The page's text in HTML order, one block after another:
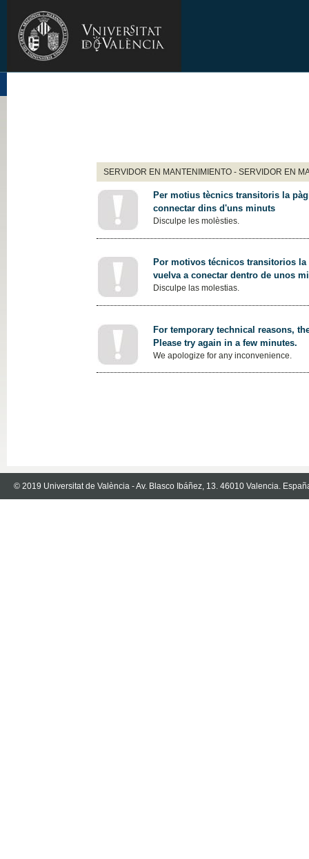
SERVIDOR EN MANTENIMIENTO - SERVIDOR EN
Per motius tècnics transitoris la
connectar dins d'uns minuts
Disculpe les molèsties.
Por motivos técnicos transitorios
vuelva a conectar dentro de unos
Disculpe las molestias.
For temporary technical reasons,
Please try again in a few minutes.
We apologize for any inconvenience.
© 2019 Universitat de València - Av. Blasco Ibáñez, 13. 46010 Valencia.